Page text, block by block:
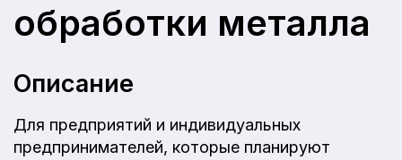
обработки металла
Описание
Для предприятий и индивидуальных
предпринимателей, которые планируют